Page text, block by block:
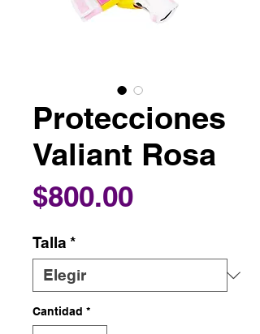
Protecciones
Valiant Rosa
$800.00Precio
Talla *
Cantidad *